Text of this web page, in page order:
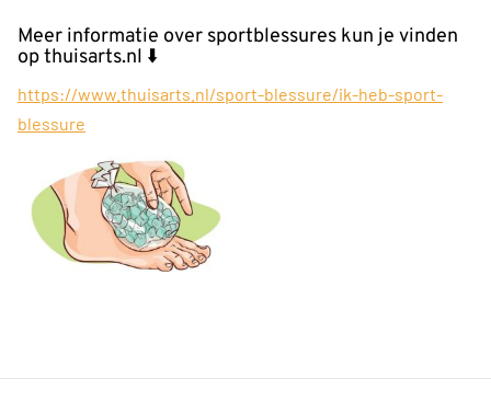
Meer informatie over sportblessures kun je vinden
op thuisarts.nl ⬇️
https://www.thuisarts.nl/sport-blessure/ik-heb-sport-
blessure